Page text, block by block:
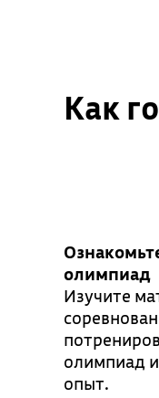
Как
олимпиад
Изучите
олимпиад
опыт.